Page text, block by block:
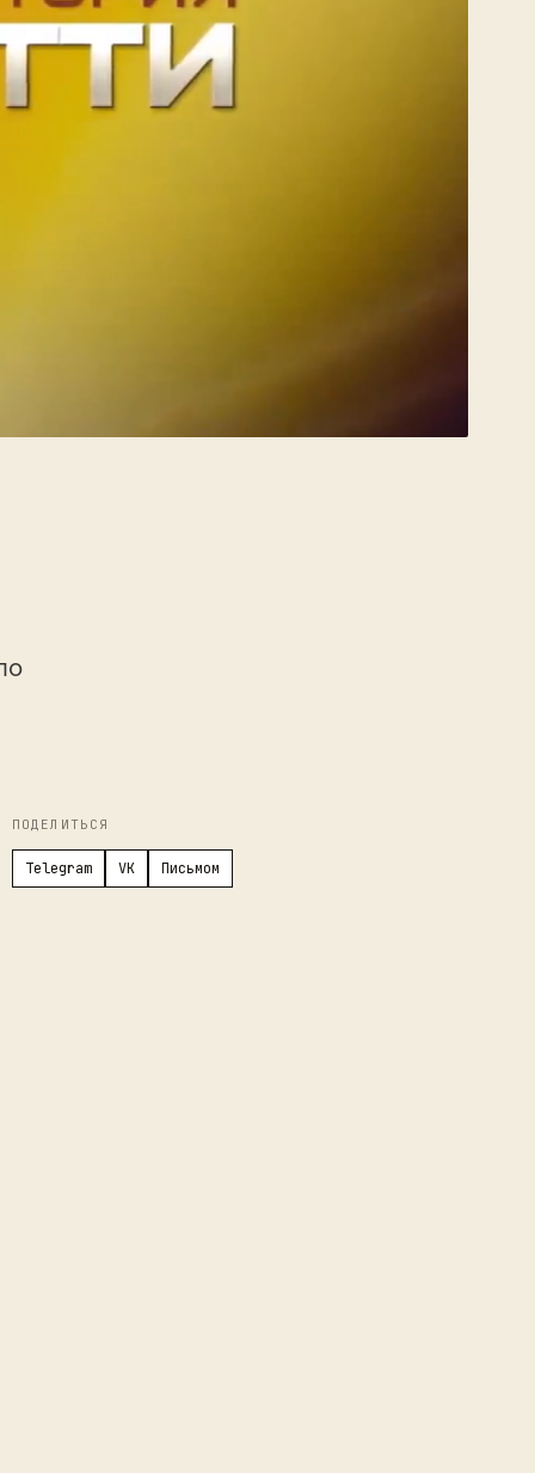
ПОДЕЛИТЬСЯ
Telegram VK Письмом